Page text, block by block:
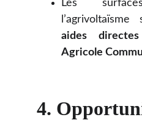
Les
aides
Agricole
4.